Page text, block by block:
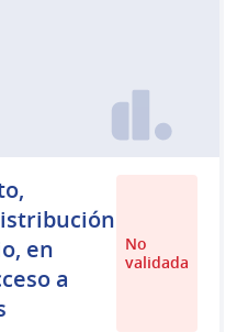
en
a
No
validada